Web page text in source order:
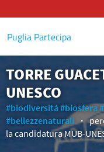
Puglia Partecipa
TORRE
UNESCO
#biodiversità#biosfera
#bellezzenaturali
la candidatura MUB-